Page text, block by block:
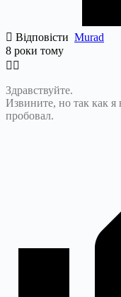
Відповісти Murad
8 роки тому
Здравствуйте.
Извините, но так как я
пробовал.